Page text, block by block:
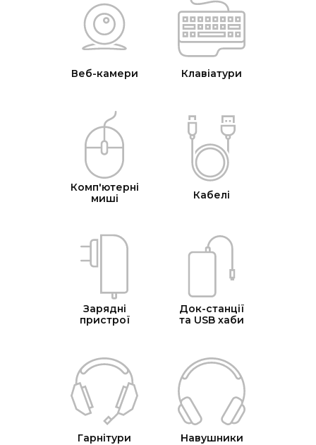
Веб-камери Клавіатури
Комп'ютерні
миші
Кабелі
Зарядні
пристрої
Док-станції
та USB хаби
Гарнітури Навушники